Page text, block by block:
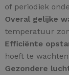
of periodiek
Overal gelijke
temperatuur
Efficiënte
hoeft te
Gezondere